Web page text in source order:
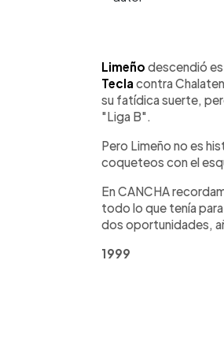
►
Limeño descendió
Tecla contra
su fatídica suerte,
"Liga B".
Pero Limeño no es
coqueteos con el
En CANCHA
todo lo que tenía
dos oportunidades,
1999